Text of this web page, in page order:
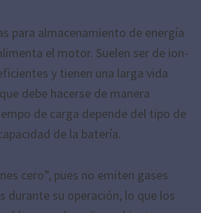
para almacenamiento de energía
el motor. Suelen ser de ion-
y tienen una larga vida
debe hacerse de manera
de carga depende del tipo de
de la batería.
cero”, pues no emiten gases
durante su operación, lo que los